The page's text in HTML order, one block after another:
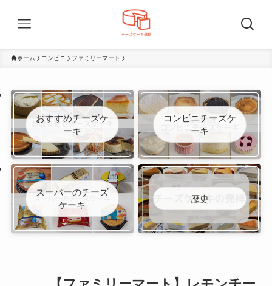
ホーム コンビニ ファミリーマート
おすすめチーズケ
ーキ
コンビニチーズケ
ーキ
スーパーのチーズ
ケーキ
歴史